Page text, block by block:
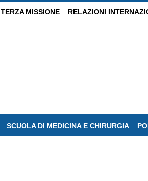
TERZA MISSIONE RELAZIONI
SCUOLA DI MEDICINA E CHIRURGIA